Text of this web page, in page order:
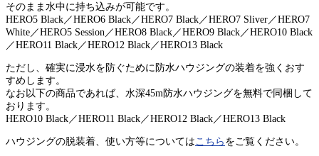
そのまま水中に持ち込みが可能です。
HERO5 Black／HERO6 Black／HERO7 Black／HERO7 Sliver／HERO7
White／HERO5 Session／HERO8 Black／HERO9 Black／HERO10 Black
／HERO11 Black／HERO12 Black／HERO13 Black
ただし、確実に浸水を防ぐために防水ハウジングの装着を強くおす
すめします。
なお以下の商品であれば、水深45m防水ハウジングを無料で同梱して
おります。
HERO10 Black／HERO11 Black／HERO12 Black／HERO13 Black
ハウジングの脱装着、使い方等については こちら をご覧ください。